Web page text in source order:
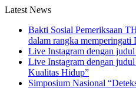
Latest News
Bakti Sosial Pemeriksaan
dalam rangka
Live Instagram dengan
Live Instagram dengan judul
Kualitas Hidup”
Simposium Nasional